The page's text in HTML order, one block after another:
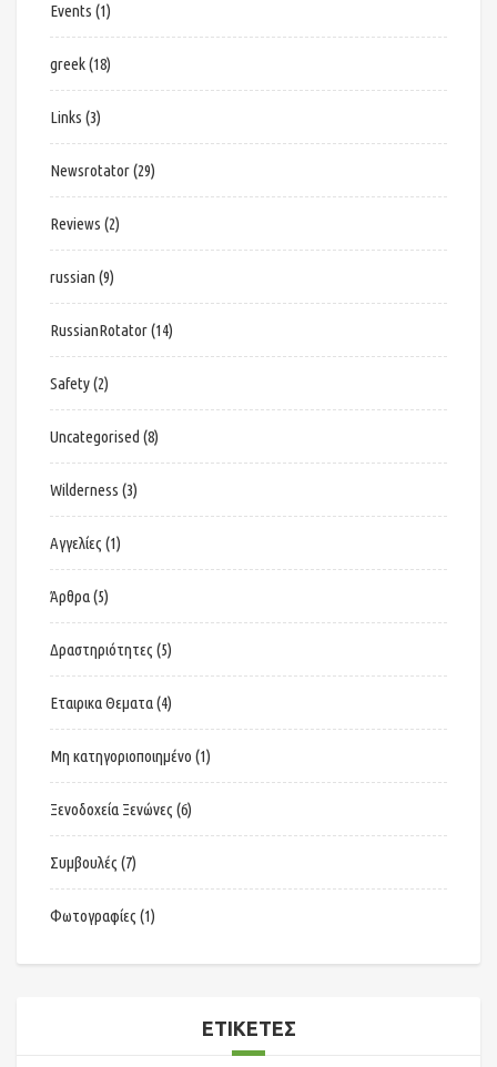
Events (1)
greek(18)
Links (3)
Newsrotator(29)
Reviews (2)
russian (9)
RussianRotator(14)
Safety(2)
Uncategorised (8)
Wilderness (3)
Αγγελίες (1)
Άρθρα(5)
Δραστηριότητες (5)
Εταιρικα Θεματα(4)
Μη κατηγοριοποιημένο (1)
Ξενοδοχεία Ξενώνες (6)
Συμβουλές (7)
Φωτογραφίες (1)
ΕΤΙΚΈΤΕΣ